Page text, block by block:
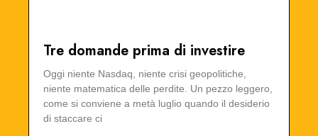
Tre domande prima di investire
Oggi niente Nasdaq, niente crisi geopolitiche,
niente matematica delle perdite. Un pezzo leggero,
come si conviene a metà luglio quando il desiderio
di staccare ci